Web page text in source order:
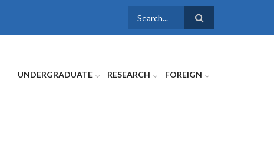
SEARCH
UNDERGRADUATE RESEARCH FOREIGN